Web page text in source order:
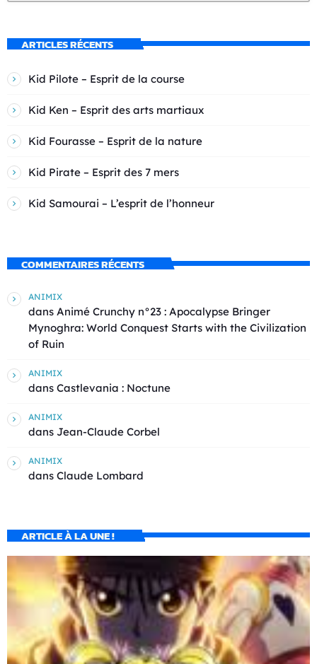
ARTICLES RÉCENTS
Kid Pilote – Esprit de la course
Kid Ken – Esprit des arts martiaux
Kid Fourasse – Esprit de la nature
Kid Pirate – Esprit des 7 mers
Kid Samourai – L’esprit de l’honneur
COMMENTAIRES RÉCENTS
ANIMIX
dans Animé Crunchy n°23 : Apocalypse Bringer
Mynoghra: World Conquest Starts with the Civilization
of Ruin
ANIMIX
dans Castlevania : Noctune
ANIMIX
dans Jean-Claude Corbel
ANIMIX
dans Claude Lombard
ARTICLE À LA UNE !